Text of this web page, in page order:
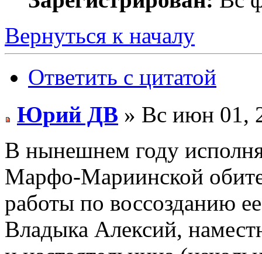
Вернуться к началу
Ответить с цитатой
Юрий ДВ » Вс июн 01,
В нынешнем году
Марфо-Мариинской
работы по воссозданию
Владыка Алексий,